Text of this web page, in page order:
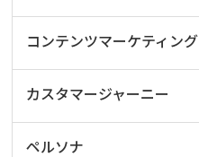
コンテンツマーケティング
カスタマージャーニー
ペルソナ